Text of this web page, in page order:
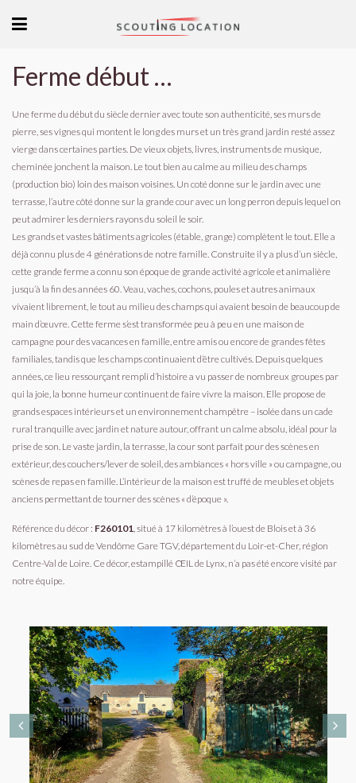
Ferme début XXème proximité Vendôme TGV.
Une ferme du début du siècle dernier avec toute son authenticité, ses murs de
pierre, ses vignes qui montent le long des murs et un très grand jardin resté assez
vierge dans certaines parties. De vieux objets, livres, instruments de musique,
cheminée jonchent la maison. Le tout bien au calme au milieu des champs
(production bio) loin des maison voisines. Un coté donne sur le jardin avec une
terrasse, l’autre côté donne sur la grande cour avec un long perron depuis lequel on
peut admirer les derniers rayons du soleil le soir.
Les grands et vastes bâtiments agricoles (étable, grange) complètent le tout. Elle a
déjà connu plus de 4 générations de notre famille. Construite il y a plus d’un siècle,
cette grande ferme a connu son époque de grande activité agricole et animalière
jusqu’à la fin des années 60. Veau, vaches, cochons, poules et autres animaux
vivaient librement, le tout au milieu des champs qui avaient besoin de beaucoup de
main d’œuvre. Cette ferme s’est transformée peu à peu en une maison de
campagne pour des vacances en famille, entre amis ou encore de grandes fêtes
familiales, tandis que les champs continuaient d’être cultivés. Depuis quelques
années, ce lieu ressourçant rempli d’histoire a vu passer de nombreux groupes par
qui la joie, la bonne humeur continuent de faire vivre la maison. Elle propose de
grands espaces intérieurs et un environnement champêtre – isolée dans un cade
rural tranquille avec jardin et nature autour, offrant un calme absolu, idéal pour la
prise de son. Le vaste jardin, la terrasse, la cour sont parfait pour des scènes en
extérieur, des couchers/lever de soleil, des ambiances « hors ville » ou campagne, ou
scènes de repas en famille. L’intérieur de la maison est truffé de meubles et objets
anciens permettant de tourner des scènes « d’époque ».
Référence du décor : F260101, situé à 17 kilomètres à l’ouest de Blois et à 36
kilomètres au sud de Vendôme Gare TGV, département du Loir-et-Cher, région
Centre-Val de Loire. Ce décor, estampillé ŒIL de Lynx, n’a pas été encore visité par
notre équipe.